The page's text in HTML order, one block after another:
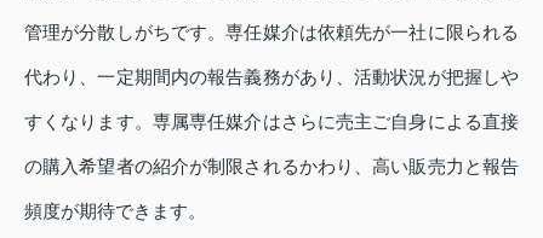
管理が分散しがちです。専任媒介は依頼先が一社に限られる
代わり、一定期間内の報告義務があり、活動状況が把握しや
すくなります。専属専任媒介はさらに売主ご自身による直接
の購入希望者の紹介が制限されるかわり、高い販売力と報告
頻度が期待できます。